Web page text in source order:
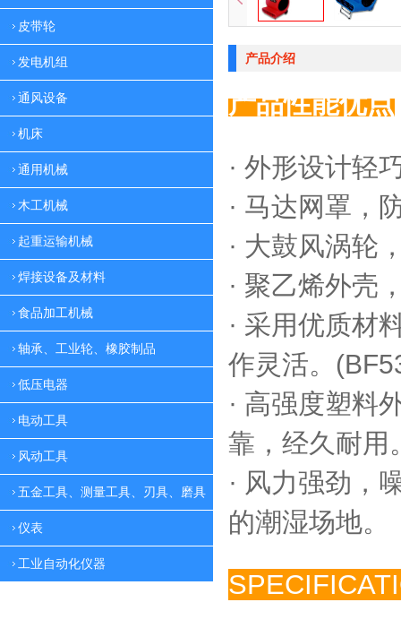
皮带轮
发电机组
通风设备
机床
通用机械
木工机械
起重运输机械
焊接设备及材料
食品加工机械
轴承、工业轮、橡胶制品
低压电器
电动工具
风动工具
五金工具、测量工具、刃具、磨具
仪表
工业自动化仪器
产品介绍
产品性能优点
· 外形设计轻
· 马达网罩，
· 大鼓风涡轮
· 聚乙烯外壳
· 采用优质材
作灵活。
· 高强度塑料
靠， 经久耐用
· 风力强劲，
的潮湿场地。